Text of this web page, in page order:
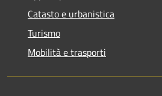
Catasto e urbanistica
Turismo
Mobilità e trasporti